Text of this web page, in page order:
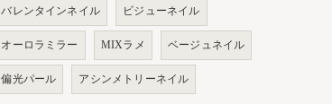
バレンタインネイル ビジューネイル
オーロラミラー MIXラメ ベージュネイル
偏光パール アシンメトリーネイル